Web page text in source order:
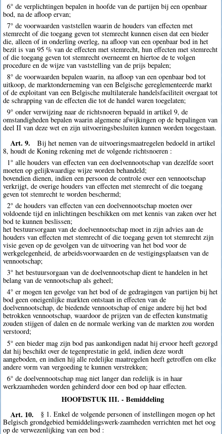
6° de verplichtingen bepalen in hoofde van de partijen bij een openbaar
bod, na de afloop ervan;
7° de voorwaarden vaststellen waarin de houders van effecten met
stemrecht of die toegang geven tot stemrecht kunnen eisen dat een bieder
die, alleen of in onderling overleg, na afloop van een openbaar bod in het
bezit is van 95 % van de effecten met stemrecht, hun effecten met stemrecht
of die toegang geven tot stemrecht overneemt en hiertoe de te volgen
procedure en de wijze van vaststelling van de prijs bepalen;
8° de voorwaarden bepalen waarin, na afloop van een openbaar bod tot
uitkoop, de marktonderneming van een Belgische gereglementeerde markt
of de exploitant van een Belgische multilaterale handelsfaciliteit overgaat tot
de schrapping van de effecten die tot de handel waren toegelaten;
9° onder verwijzing naar de richtsnoeren bepaald in artikel 9, de
omstandigheden bepalen waarin algemene afwijkingen op de bepalingen van
deel II van deze wet en zijn uitvoeringsbesluiten kunnen worden toegestaan.
Art. 9.
Bij het nemen van de uitvoeringsmaatregelen bedoeld in artikel
8, houdt de Koning rekening met de volgende richtsnoeren :
1° alle houders van effecten van een doelvennootschap van dezelfde soort
moeten op gelijkwaardige wijze worden behandeld;
bovendien dienen, indien een persoon de controle over een vennootschap
verkrijgt, de overige houders van effecten met stemrecht of die toegang
geven tot stemrecht te worden beschermd;
2° de houders van effecten van een doelvennootschap moeten over
voldoende tijd en inlichtingen beschikken om met kennis van zaken over het
bod te kunnen beslissen;
het bestuursorgaan van de doelvennootschap moet in zijn advies aan de
houders van effecten met stemrecht of die toegang geven tot stemrecht zijn
visie geven op de gevolgen van de uitvoering van het bod voor de
werkgelegenheid, de arbeidsvoorwaarden en de vestigingsplaatsen van de
vennootschap;
3° het bestuursorgaan van de doelvennootschap dient te handelen in het
belang van de vennootschap als geheel;
4° er mogen ten gevolge van het bod of de gedragingen van partijen bij het
bod geen oneigenlijke markten ontstaan in effecten van de
doelvennootschap, de biedende vennootschap of enige andere bij het bod
betrokken vennootschap, waardoor de prijzen van de effecten kunstmatig
zouden stijgen of dalen en de normale werking van de markten zou worden
verstoord;
5° een bieder mag zijn bod pas aankondigen nadat hij ervoor heeft gezorgd
dat hij beschikt over de tegenprestatie in geld, indien deze wordt
aangeboden, en indien hij alle redelijke maatregelen heeft getroffen om elke
andere vorm van vergoeding te kunnen verstrekken;
6° de doelvennootschap mag niet langer dan redelijk is in haar
werkzaamheden worden gehinderd door een bod op haar effecten.
HOOFDSTUK III. - Bemiddeling
Art. 10.
§ 1. Enkel de volgende personen of instellingen mogen op het
Belgisch grondgebied bemiddelingswerk-zaamheden verrichten met het oog
op de verwezenlijking van een bod :